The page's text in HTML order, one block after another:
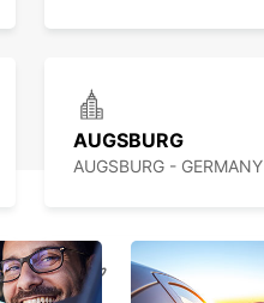
AUGSBURG
AUGSBURG - GERMANY